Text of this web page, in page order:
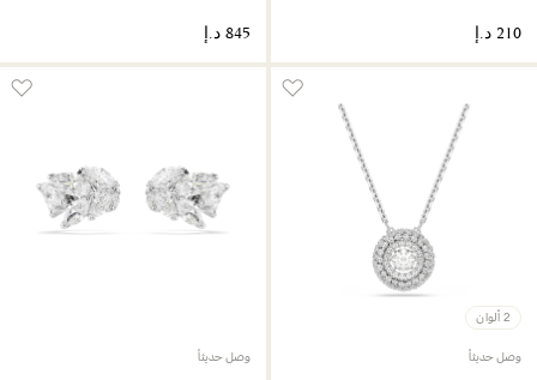
2 ألوان
وصل حديثاً وصل حديثاً